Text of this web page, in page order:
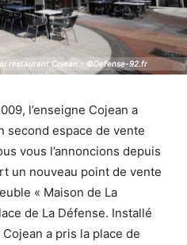
restaurant Cojean - ©Defense-92.fr
restaurant Cojean - ©Defense-92.fr
l’enseigne Cojean a
second espace de vente
vous l’annoncions depuis
un nouveau point de vente
« Maison de La
de La Défense. Installé
a pris la place de